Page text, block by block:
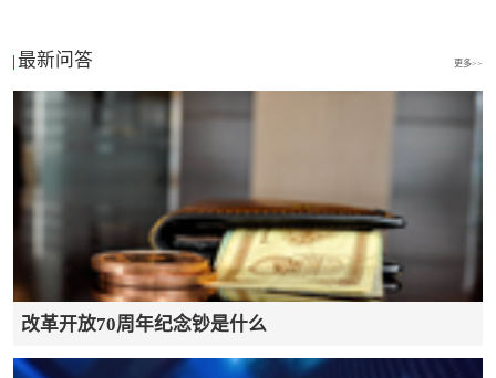
最新问答 更多>>
改革开放70周年纪念钞是什么